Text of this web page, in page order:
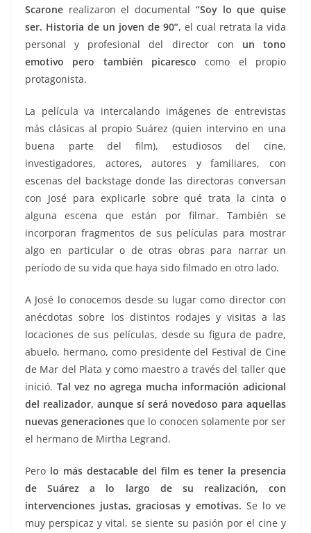
Scarone realizaron el documental “Soy lo que quise
ser. Historia de un joven de 90”, el cual retrata la vida
personal y profesional del director con un tono
emotivo pero también picaresco como el propio
protagonista.
La película va intercalando imágenes de entrevistas
más clásicas al propio Suárez (quien intervino en una
buena parte del film), estudiosos del cine,
investigadores, actores, autores y familiares, con
escenas del backstage donde las directoras conversan
con José para explicarle sobre qué trata la cinta o
alguna escena que están por filmar. También se
incorporan fragmentos de sus películas para mostrar
algo en particular o de otras obras para narrar un
período de su vida que haya sido filmado en otro lado.
A José lo conocemos desde su lugar como director con
anécdotas sobre los distintos rodajes y visitas a las
locaciones de sus películas, desde su figura de padre,
abuelo, hermano, como presidente del Festival de Cine
de Mar del Plata y como maestro a través del taller que
inició. Tal vez no agrega mucha información adicional
del realizador, aunque sí será novedoso para aquellas
nuevas generaciones que lo conocen solamente por ser
el hermano de Mirtha Legrand.
Pero lo más destacable del film es tener la presencia
de Suárez a lo largo de su realización, con
intervenciones justas, graciosas y emotivas. Se lo ve
muy perspicaz y vital, se siente su pasión por el cine y